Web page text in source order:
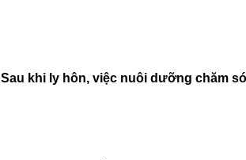
Sau khi ly hôn, việc nuôi dưỡng chăm